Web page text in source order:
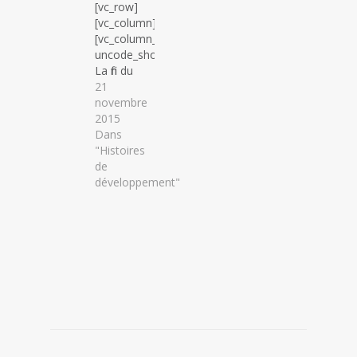
[vc_row]
[vc_column]
[vc_column_text
uncode_shortcode_id="661689"]
La fin du
monde
dans le sud
marocain -
août 2010
La
floraison
des
21
novembre
2015
Dans
"Histoires
de
développement"